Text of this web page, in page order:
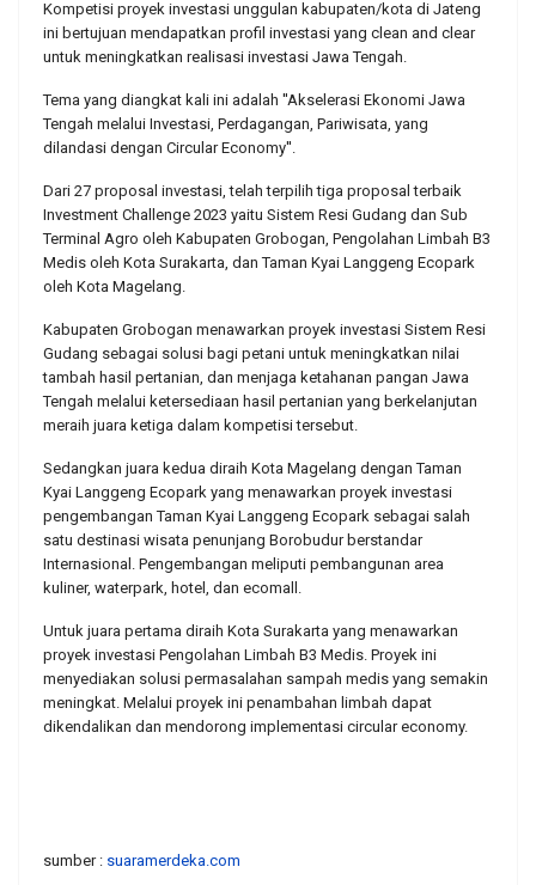
Kompetisi proyek investasi unggulan kabupaten/kota di Jateng
ini bertujuan mendapatkan profil investasi yang clean and clear
untuk meningkatkan realisasi investasi Jawa Tengah.
Tema yang diangkat kali ini adalah ''Akselerasi Ekonomi Jawa
Tengah melalui Investasi, Perdagangan, Pariwisata, yang
dilandasi dengan Circular Economy''.
Dari 27 proposal investasi, telah terpilih tiga proposal terbaik
Investment Challenge 2023 yaitu Sistem Resi Gudang dan Sub
Terminal Agro oleh Kabupaten Grobogan, Pengolahan Limbah B3
Medis oleh Kota Surakarta, dan Taman Kyai Langgeng Ecopark
oleh Kota Magelang.
Kabupaten Grobogan menawarkan proyek investasi Sistem Resi
Gudang sebagai solusi bagi petani untuk meningkatkan nilai
tambah hasil pertanian, dan menjaga ketahanan pangan Jawa
Tengah melalui ketersediaan hasil pertanian yang berkelanjutan
meraih juara ketiga dalam kompetisi tersebut.
Sedangkan juara kedua diraih Kota Magelang dengan Taman
Kyai Langgeng Ecopark yang menawarkan proyek investasi
pengembangan Taman Kyai Langgeng Ecopark sebagai salah
satu destinasi wisata penunjang Borobudur berstandar
Internasional. Pengembangan meliputi pembangunan area
kuliner, waterpark, hotel, dan ecomall.
Untuk juara pertama diraih Kota Surakarta yang menawarkan
proyek investasi Pengolahan Limbah B3 Medis. Proyek ini
menyediakan solusi permasalahan sampah medis yang semakin
meningkat. Melalui proyek ini penambahan limbah dapat
dikendalikan dan mendorong implementasi circular economy.
sumber : suaramerdeka.com